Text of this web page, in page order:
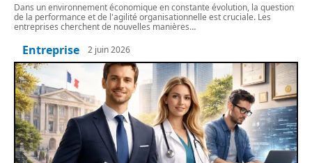
Dans un environnement économique en constante évolution, la question
de la performance et de l'agilité organisationnelle est cruciale. Les
entreprises cherchent de nouvelles manières…
Entreprise 2 juin 2026